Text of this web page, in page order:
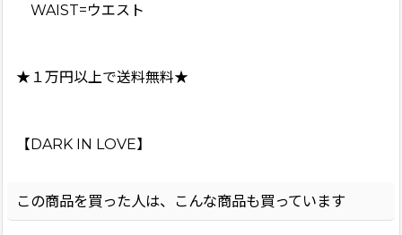
WAIST=ウエスト
★１万円以上で送料無料★
【DARK IN LOVE】
この商品を買った人は、こんな商品も買っています